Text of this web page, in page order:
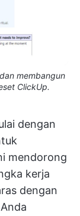
membangun
ClickUp.
dengan
mendorong
kerja
dengan